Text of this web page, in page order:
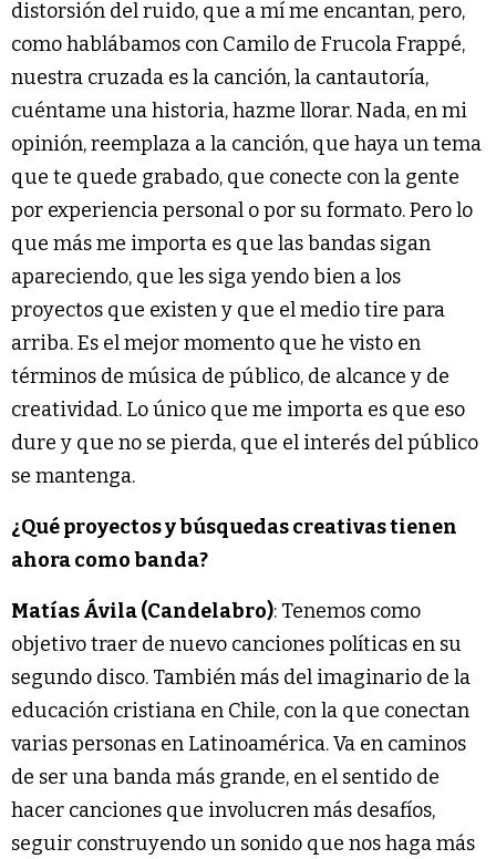
distorsión del ruido, que a mí me encantan, pero,
como hablábamos con Camilo de Frucola Frappé,
nuestra cruzada es la canción, la cantautoría,
cuéntame una historia, hazme llorar. Nada, en mi
opinión, reemplaza a la canción, que haya un tema
que te quede grabado, que conecte con la gente
por experiencia personal o por su formato. Pero lo
que más me importa es que las bandas sigan
apareciendo, que les siga yendo bien a los
proyectos que existen y que el medio tire para
arriba. Es el mejor momento que he visto en
términos de música de público, de alcance y de
creatividad. Lo único que me importa es que eso
dure y que no se pierda, que el interés del público
se mantenga.
¿Qué proyectos y búsquedas creativas tienen
ahora como banda?
Matías Ávila (Candelabro): Tenemos como
objetivo traer de nuevo canciones políticas en su
segundo disco. También más del imaginario de la
educación cristiana en Chile, con la que conectan
varias personas en Latinoamérica. Va en caminos
de ser una banda más grande, en el sentido de
hacer canciones que involucren más desafíos,
seguir construyendo un sonido que nos haga más